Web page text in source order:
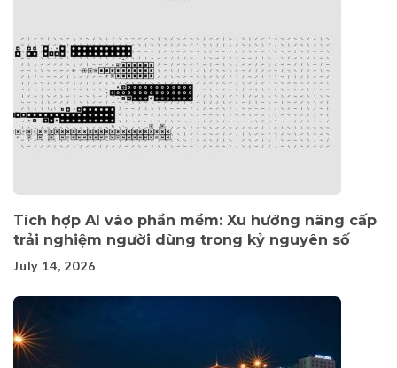
Tích hợp AI vào phần mềm: Xu hướng nâng cấp
trải nghiệm người dùng trong kỷ nguyên số
July 14, 2026